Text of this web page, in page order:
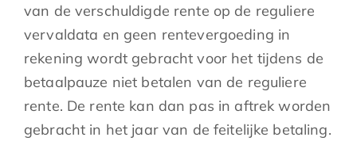
van de verschuldigde rente op de reguliere
vervaldata en geen rentevergoeding in
rekening wordt gebracht voor het tijdens de
betaalpauze niet betalen van de reguliere
rente. De rente kan dan pas in aftrek worden
gebracht in het jaar van de feitelijke betaling.